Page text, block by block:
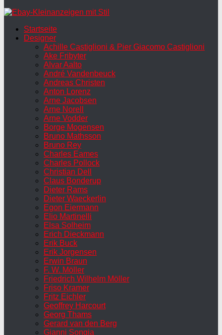
Startseite
Designer
Achille Castiglioni & Pier Giacomo Castiglioni
Ake Fribyter
Alvar Aalto
André Vandenbeuck
Andreas Christen
Anton Lorenz
Arne Jacobsen
Arne Norell
Arne Vodder
Borge Mogensen
Bruno Mathsson
Bruno Rey
Charles Eames
Charles Pollock
Christian Dell
Claus Bonderup
Dieter Rams
Dieter Waeckerlin
Egon Eiermann
Elio Martinelli
Elsa Solheim
Erich Dieckmann
Erik Buck
Erik Jorgensen
Erwin Braun
F. W. Möller
Friedrich Wilhelm Möller
Friso Kramer
Fritz Eichler
Geoffrey Harcourt
Georg Thams
Gerard van den Berg
Gianni Songia